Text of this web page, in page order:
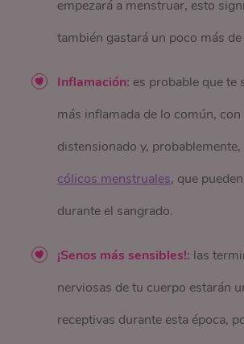
empezará a menstruar, esto
también gastará un poco más
Inflamación: es probable que te
más inflamada de lo común,
distensionado y,
cólicos menstruales, que
durante el sangrado.
¡Senos más sensibles!: las
nerviosas de tu cuerpo estarán
receptivas durante esta época,